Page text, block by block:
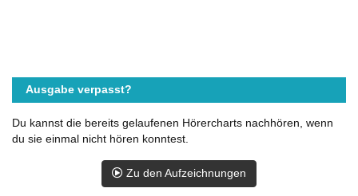
Ausgabe verpasst?
Du kannst die bereits gelaufenen Hörercharts nachhören, wenn
du sie einmal nicht hören konntest.
Zu den Aufzeichnungen